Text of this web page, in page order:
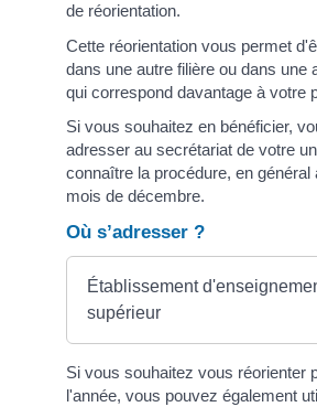
de réorientation.
Cette réorientation vous permet
dans une autre filière ou dans une
qui correspond davantage à votre
Si vous souhaitez en bénéficier,
adresser au secrétariat de votre
connaître la procédure, en général
mois de décembre.
Où s’adresser ?
Établissement
supérieur
Si vous souhaitez vous réorienter
l'année, vous pouvez également